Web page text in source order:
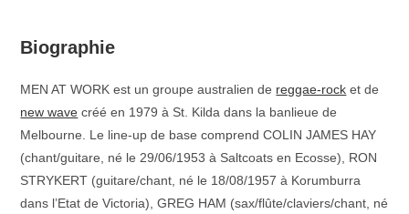
Biographie
MEN AT WORK est un groupe australien de reggae-rock et de
new wave créé en 1979 à St. Kilda dans la banlieue de
Melbourne. Le line-up de base comprend COLIN JAMES HAY
(chant/guitare, né le 29/06/1953 à Saltcoats en Ecosse), RON
STRYKERT (guitare/chant, né le 18/08/1957 à Korumburra
dans l’Etat de Victoria), GREG HAM (sax/flûte/claviers/chant, né